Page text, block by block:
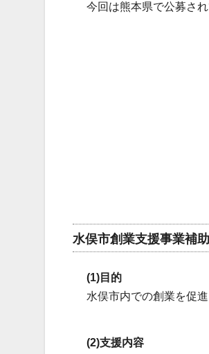
今回は熊本県で公募さ
水俣市創業支援事業補
(1)目的
水俣市内での創業を促
(2)支援内容